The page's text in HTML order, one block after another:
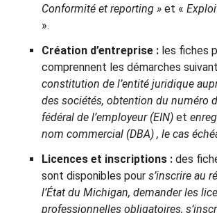
Conformité et reporting » et «
».
Création d’entreprise : les fiches
comprennent les démarches
constitution de l’entité juridique
des sociétés, obtention du numéro
fédéral de l’employeur (EIN) et
nom commercial (DBA) , le cas
Licences et inscriptions : des
sont disponibles pour s’inscrire au
l’État du Michigan, demander les
professionnelles obligatoires,